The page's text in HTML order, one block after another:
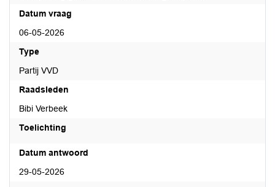
Datum vraag
06-05-2026
Type
Partij VVD
Raadsleden
Bibi Verbeek
Toelichting
Datum antwoord
29-05-2026